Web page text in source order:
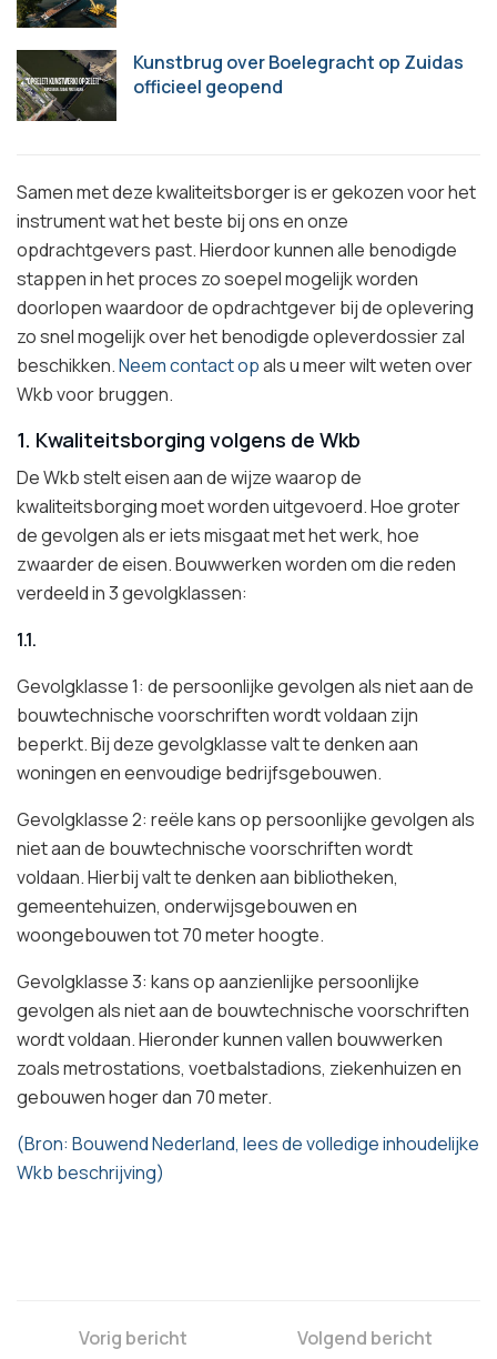
Kunstbrug over Boelegracht op Zuidas
officieel geopend
Samen met deze kwaliteitsborger is er gekozen voor het
instrument wat het beste bij ons en onze
opdrachtgevers past. Hierdoor kunnen alle benodigde
stappen in het proces zo soepel mogelijk worden
doorlopen waardoor de opdrachtgever bij de oplevering
zo snel mogelijk over het benodigde opleverdossier zal
beschikken.Neem contact opals u meer wilt weten over
Wkb voor bruggen.
1. Kwaliteitsborging volgens de Wkb
De Wkb stelt eisen aan de wijze waarop de
kwaliteitsborging moet worden uitgevoerd. Hoe groter
de gevolgen als er iets misgaat met het werk, hoe
zwaarder de eisen. Bouwwerken worden om die reden
verdeeld in 3 gevolgklassen:
1.1.
Gevolgklasse 1: de persoonlijke gevolgen als niet aan de
bouwtechnische voorschriften wordt voldaan zijn
beperkt. Bij deze gevolgklasse valt te denken aan
woningen en eenvoudige bedrijfsgebouwen.
Gevolgklasse 2: reële kans op persoonlijke gevolgen als
niet aan de bouwtechnische voorschriften wordt
voldaan. Hierbij valt te denken aan bibliotheken,
gemeentehuizen, onderwijsgebouwen en
woongebouwen tot 70 meter hoogte.
Gevolgklasse 3: kans op aanzienlijke persoonlijke
gevolgen als niet aan de bouwtechnische voorschriften
wordt voldaan. Hieronder kunnen vallen bouwwerken
zoals metrostations, voetbalstadions, ziekenhuizen en
gebouwen hoger dan 70 meter.
(Bron: Bouwend Nederland, lees de volledige inhoudelijke
Wkb beschrijving)
Vorig bericht Volgend bericht